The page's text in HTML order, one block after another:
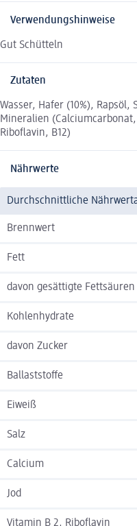
Verwendungshinweise
Gut Schütteln
Zutaten
Wasser, Hafer (10%),
Mineralien
Riboflavin, B12)
Nährwerte
Durchschnittliche
Brennwert
Fett
davon gesättigte Fettsäuren
Kohlenhydrate
davon Zucker
Ballaststoffe
Eiweiß
Salz
Calcium
Jod
Vitamin B 2, Riboflavin